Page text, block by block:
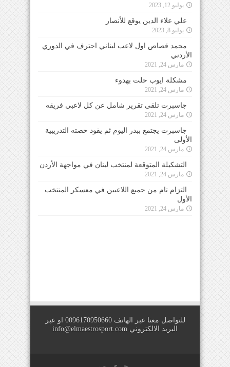
يوليو 12, 2023
علي علاء الدين يوقع للأنصار
يوليو 8, 2023
محمد قصاص اول لاعب لبناني احترف في الدوري
الأردني
مارس 24, 2021
مشكلة ايوب حلت بهدوء
مارس 24, 2021
جاسبرت تلقى تقرير شامل عن كل لاعبي فريقه
مارس 24, 2021
جاسبرت يجتمع ببدر اليوم ثم يقود حصته التدريبية
الأولى
مارس 24, 2021
التشكيلة المتوقعة لمنتخب لبنان في مواجهة الأردن
مارس 24, 2021
التزام تام من جميع اللاعبين في معسكر المنتخب
الأول
مارس 24, 2021
للتواصل معنا عبر الهاتف 0096170950660 او عبر
البريد الالكتروني info@elmaestrosport.com